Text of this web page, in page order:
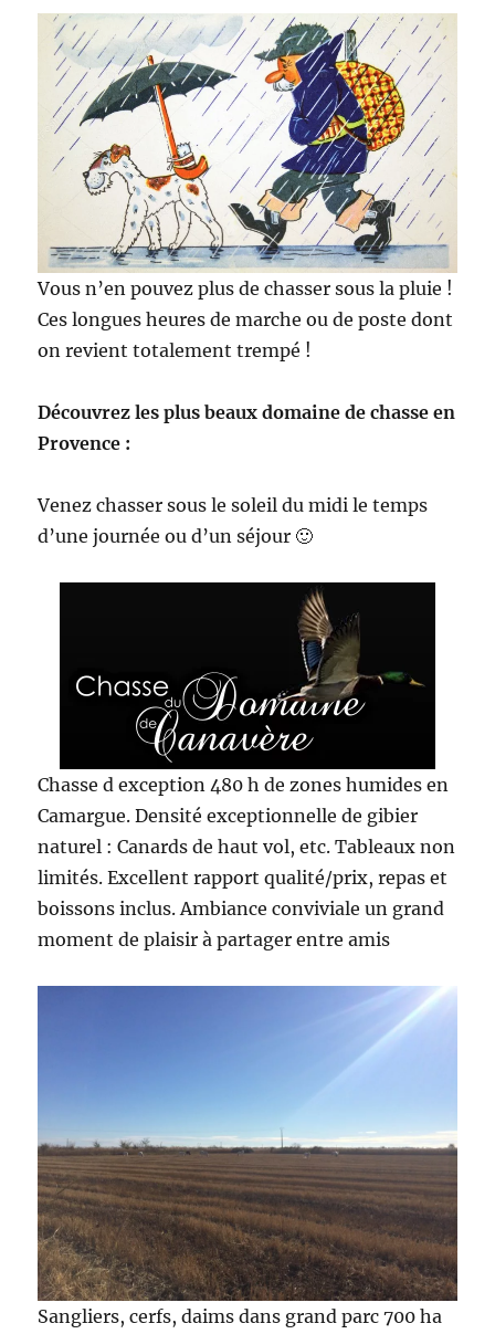
h
a
s
s
e
d
ê
v
e
!
Vous n’en pouvez plus de chasser sous la pluie !
Ces longues heures de marche ou de poste dont
on revient totalement trempé !
Découvrez les plus beaux domaine de chasse en
Provence :
Venez chasser sous le soleil du midi le temps
d’une journée ou d’un séjour 🙂
Chasse d exception 480 h de zones humides en
Camargue. Densité exceptionnelle de gibier
naturel : Canards de haut vol, etc. Tableaux non
limités. Excellent rapport qualité/prix, repas et
boissons inclus. Ambiance conviviale un grand
moment de plaisir à partager entre amis
Sangliers, cerfs, daims dans grand parc 700 ha